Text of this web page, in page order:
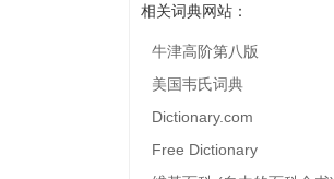
相关词典网站：
牛津高阶第八版
美国韦氏词典
Dictionary.com
Free Dictionary